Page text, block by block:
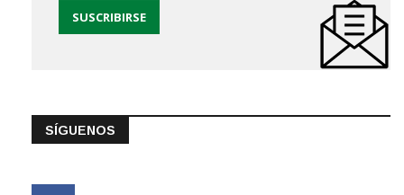
SÍGUENOS